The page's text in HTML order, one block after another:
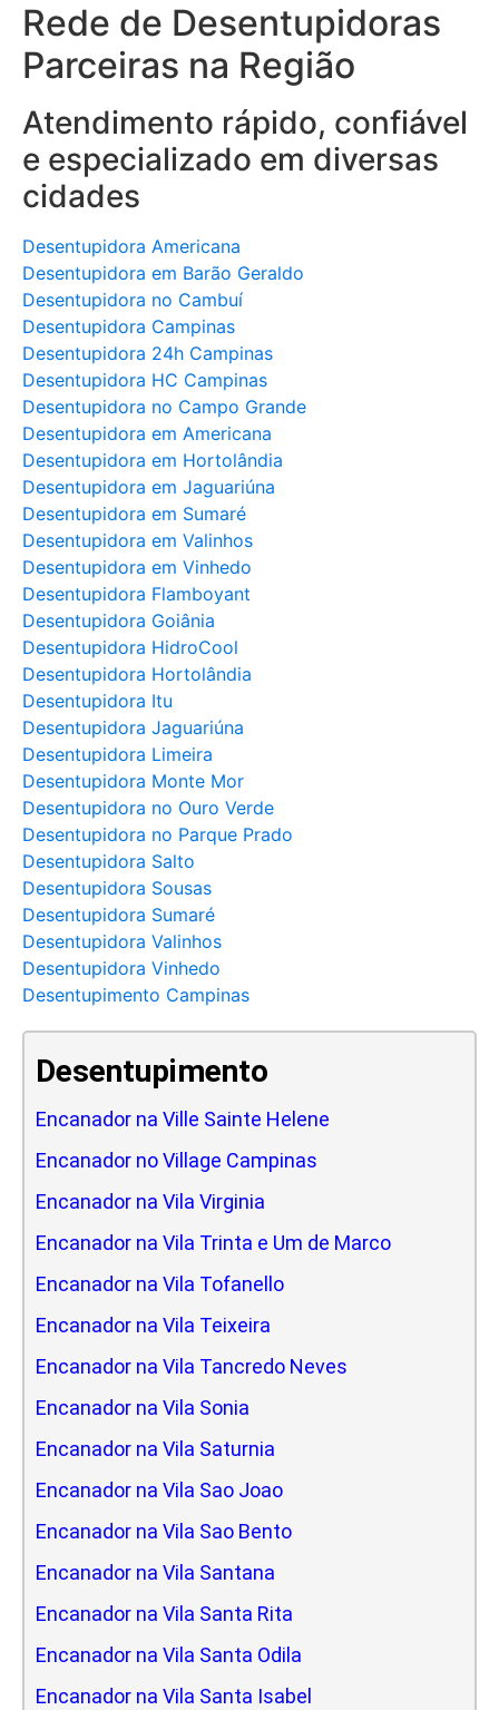
Rede de Desentupidoras
Parceiras na Região
Atendimento rápido, confiável
e especializado em diversas
cidades
Desentupidora Americana
Desentupidora em Barão Geraldo
Desentupidora no Cambuí
Desentupidora Campinas
Desentupidora 24h Campinas
Desentupidora HC Campinas
Desentupidora no Campo Grande
Desentupidora em Americana
Desentupidora em Hortolândia
Desentupidora em Jaguariúna
Desentupidora em Sumaré
Desentupidora em Valinhos
Desentupidora em Vinhedo
Desentupidora Flamboyant
Desentupidora Goiânia
Desentupidora HidroCool
Desentupidora Hortolândia
Desentupidora Itu
Desentupidora Jaguariúna
Desentupidora Limeira
Desentupidora Monte Mor
Desentupidora no Ouro Verde
Desentupidora no Parque Prado
Desentupidora Salto
Desentupidora Sousas
Desentupidora Sumaré
Desentupidora Valinhos
Desentupidora Vinhedo
Desentupimento Campinas
Desentupimento
Encanador na Ville Sainte Helene
Encanador no Village Campinas
Encanador na Vila Virginia
Encanador na Vila Trinta e Um de Marco
Encanador na Vila Tofanello
Encanador na Vila Teixeira
Encanador na Vila Tancredo Neves
Encanador na Vila Sonia
Encanador na Vila Saturnia
Encanador na Vila Sao Joao
Encanador na Vila Sao Bento
Encanador na Vila Santana
Encanador na Vila Santa Rita
Encanador na Vila Santa Odila
Encanador na Vila Santa Isabel